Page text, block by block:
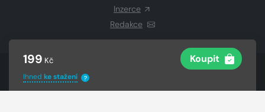
199 Kč Koupit
Ihned ke stažení ?
Inzerce
Redakce
© 2026 Copyright CZECH NEWS CENTER a.s.a dodavatelé
VysázenoGrand IT s.r.o.